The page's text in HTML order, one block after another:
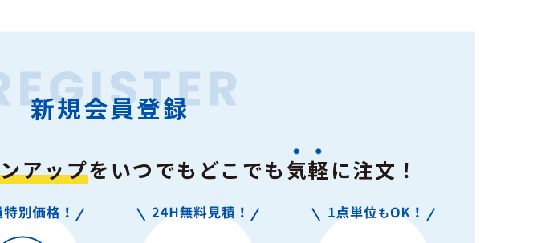
新規会員登録
アップをいつでもどこでも気軽に注文！